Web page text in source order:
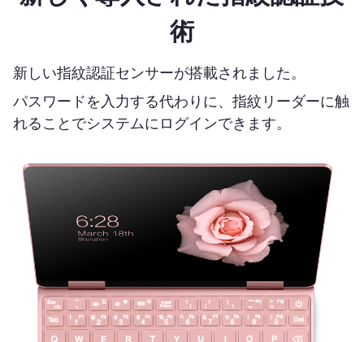
術
新しい指紋認証センサーが搭載されました。
パスワードを入力する代わりに、指紋リーダーに触
れることでシステムにログインできます。